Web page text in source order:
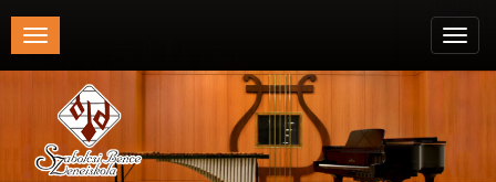
Toggle
navigation